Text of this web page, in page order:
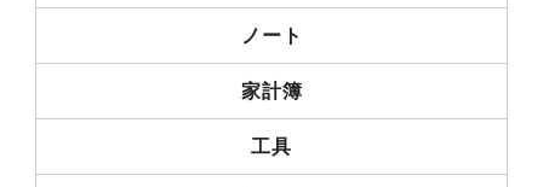
ノート
家計簿
工具